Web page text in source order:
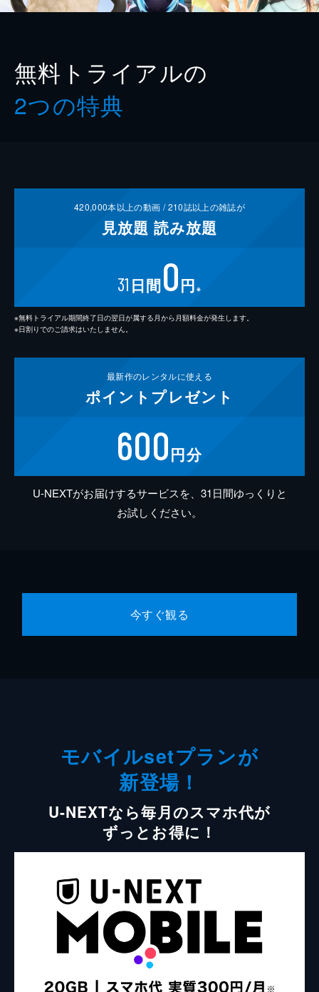
無料トライアルの
2つの特典
420,000本以上の動画 /210誌以上の雑誌が
見放題 読み放題
31 日間0円 ※
※無料トライアル期間終了日の翌日が属する月から月額料金が発生します。
※日割りでのご請求はいたしません。
最新作のレンタルに使える
ポイント プレゼント
600円分
U-NEXTがお届けするサービスを、31日間ゆっくりと
お試しください。
今すぐ観る
モバイルsetプランが
新登場！
U-NEXTなら毎月のスマホ代が
ずっとお得に！